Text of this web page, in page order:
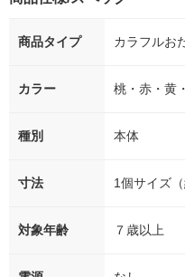
商品タイプ カラフルお
カラー 桃・赤・黄
種別 本体
寸法 1個サイズ
対象年齢 ７歳以上